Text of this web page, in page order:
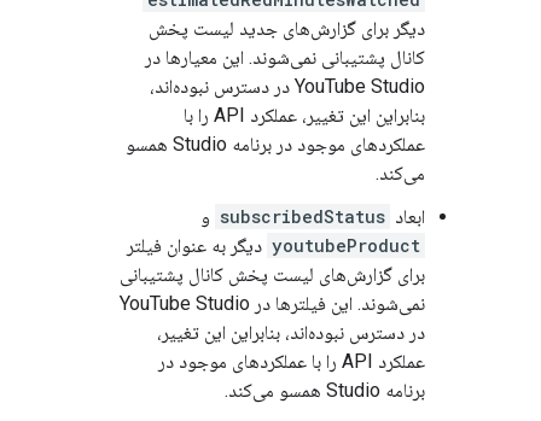
دیگر برای گزارش‌های جدید لیست پخش
کانال پشتیبانی نمی‌شوند. این معیارها در
YouTube Studio در دسترس نبوده‌اند،
بنابراین این تغییر، عملکرد API را با
عملکردهای موجود در برنامه Studio همسو
می‌کند.
ابعاد subscribedStatus و
youtubeProduct دیگر به عنوان فیلتر
برای گزارش‌های لیست پخش کانال پشتیبانی
نمی‌شوند. این فیلترها در YouTube Studio
در دسترس نبوده‌اند، بنابراین این تغییر،
عملکرد API را با عملکردهای موجود در
برنامه Studio همسو می‌کند.